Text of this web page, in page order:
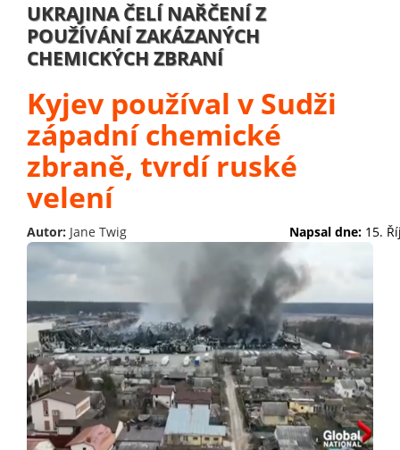
UKRAJINA ČELÍ NAŘČENÍ Z
POUŽÍVÁNÍ ZAKÁZANÝCH
CHEMICKÝCH ZBRANÍ
Kyjev používal v Sudži
západní chemické
zbraně, tvrdí ruské
velení
Autor: Jane Twig Napsal dne: 15.